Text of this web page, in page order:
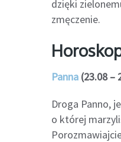
dzięki
zmęczenie.
Panna (23.08 –
Droga Panno,
o której